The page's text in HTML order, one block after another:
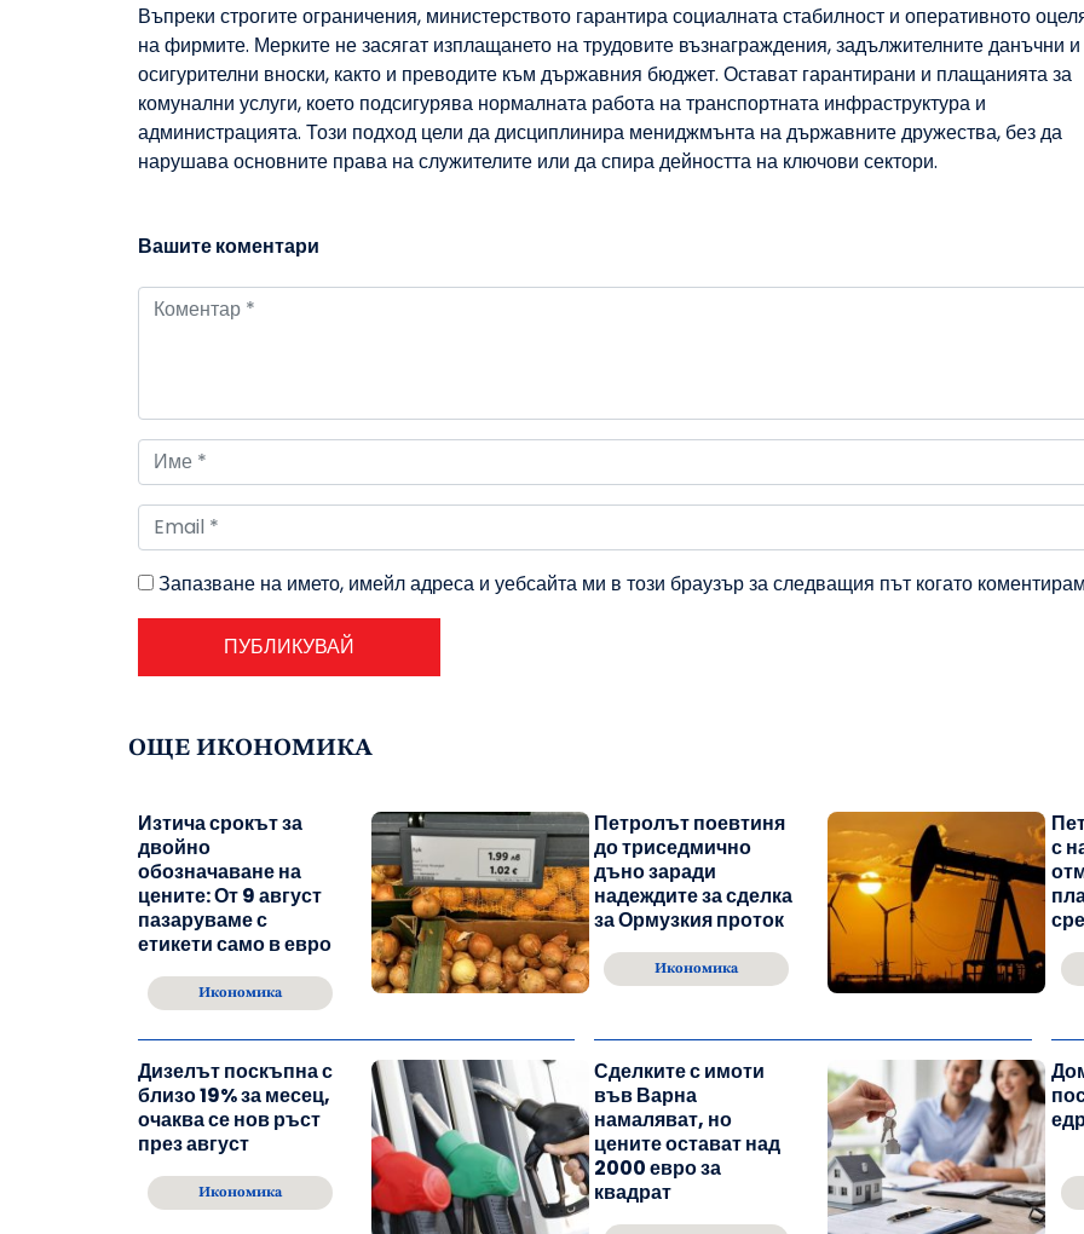
Въпреки строгите ограничения, министерството гарантира социалната стабилност и оперативното
на фирмите. Мерките не засягат изплащането на трудовите възнаграждения, задължителните данъчни и
осигурителни вноски, както и преводите към държавния бюджет. Остават гарантирани и плащанията за
комунални услуги, което подсигурява нормалната работа на транспортната инфраструктура и
администрацията. Този подход цели да дисциплинира мениджмънта на държавните дружества, без да
нарушава основните права на служителите или да спира дейността на ключови сектори.
Вашите коментари
Запазване на името, имейл адреса и уебсайта ми в този браузър за следващия път когато
ОЩЕ ИКОНОМИКА
Изтича срокът за
двойно
обозначаване на
цените: От 9 август
пазаруваме с
етикети само в евро
Икономика
Петролът поевтиня
до триседмично
дъно заради
надеждите за сделка
за Ормузкия проток
Икономика
с
Дизелът поскъпна с
близо 19% за месец,
очаква се нов ръст
през август
Икономика
Сделките с имоти
във Варна
намаляват, но
цените остават над
2000 евро за
квадрат